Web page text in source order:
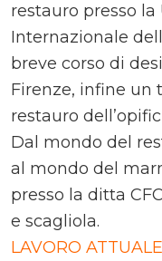
restauro presso la
Internazionale
breve corso di
Firenze, infine un
restauro
Dal mondo del
al mondo del
presso la ditta
e scagliola.
LAVORO